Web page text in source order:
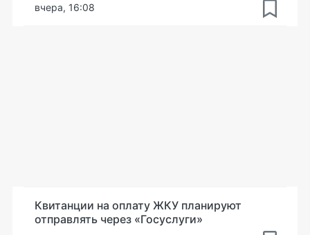
вчера, 16:08
Квитанции на оплату ЖКУ планируют
отправлять через «Госуслуги»